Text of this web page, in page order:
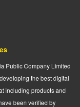
Public Company Limited
the best digital
including products and
been verified by